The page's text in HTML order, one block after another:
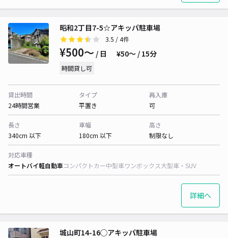
昭和2丁目7-5☆アキッパ駐車場
3.5 / 4件
¥500〜 / 日 ¥50〜 / 15分
時間貸し可
貸出時間
24時間営業
タイプ
平置き
再入庫
可
長さ
340cm 以下
車幅
180cm 以下
高さ
制限なし
対応車種
オートバイ軽自動車コンパクトカー中型車ワンボックス大型車・SUV
詳細へ
城山町14-16◯アキッパ駐車場